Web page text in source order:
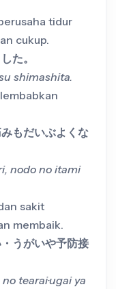
tidur
cukup.
た。
shimashita.
もだいぶよくな
nodo no itami
sakit
membaik.
うがいや予防接
tearai·ugai ya